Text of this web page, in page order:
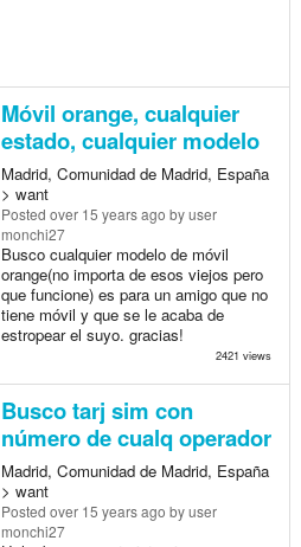
Móvil orange, cualquier
estado, cualquier modelo
Madrid, Comunidad de Madrid, España
> want
Posted over 15 years ago by user
monchi27
Busco cualquier modelo de móvil
orange(no importa de esos viejos pero
que funcione) es para un amigo que no
tiene móvil y que se le acaba de
estropear el suyo. gracias!
2421 views
Busco tarj sim con
número de cualq operador
Madrid, Comunidad de Madrid, España
> want
Posted over 15 years ago by user
monchi27